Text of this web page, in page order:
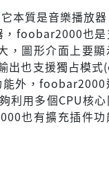
本質是音樂播放器
，foobar2000也是
，圖形介面上要顯
出也支援獨占模
外，foobar2000
利用多個CPU核
也有擴充插件功